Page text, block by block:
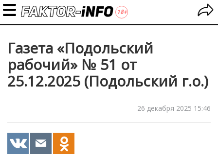
Газета «Подольский
рабочий» № 51 от
25.12.2025 (Подольский г.о.)
26 декабря 2025 15:46